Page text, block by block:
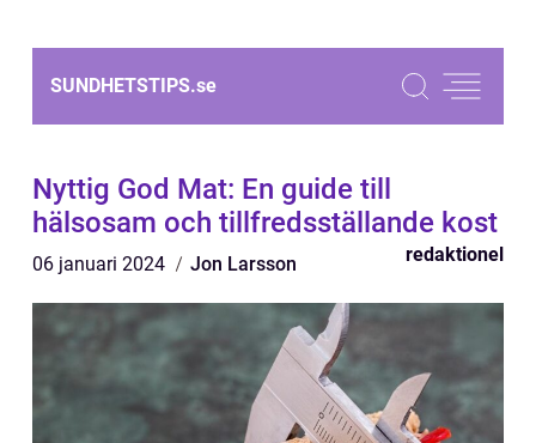
SUNDHETSTIPS.se
Nyttig God Mat: En guide till
hälsosam och tillfredsställande kost
06 januari 2024 Jon Larsson redaktionel